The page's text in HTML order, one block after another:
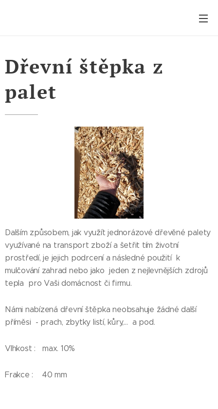
Dřevní štěpka z
palet
Dalším způsobem, jak využít jednorázové dřevěné palety
využívané na transport zboží a šetřit tím životní
prostředí, je jejich podrcení a následné použití k
mulčování zahrad nebo jako jeden z nejlevnějších zdrojů
tepla pro Vaši domácnost či firmu.
Námi nabízená dřevní štěpka neobsahuje žádné další
příměsi - prach, zbytky listí, kůry,... a pod.
Vlhkost : max. 10%
Frakce : 40 mm